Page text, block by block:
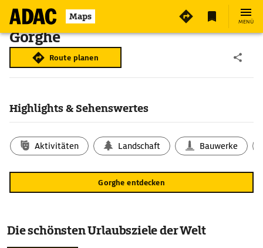
Maps MENÜ
Gorghe
Route planen
Highlights & Sehenswertes
Aktivitäten Landschaft Bauwerke
Gorghe entdecken
Die schönsten Urlaubsziele der Welt